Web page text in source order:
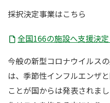
採択決定事業はこちら
全国166の施設へ支援決定
今般の新型コロナウイルス
は、季節性インフルエンザ
ことが国からは発表されま